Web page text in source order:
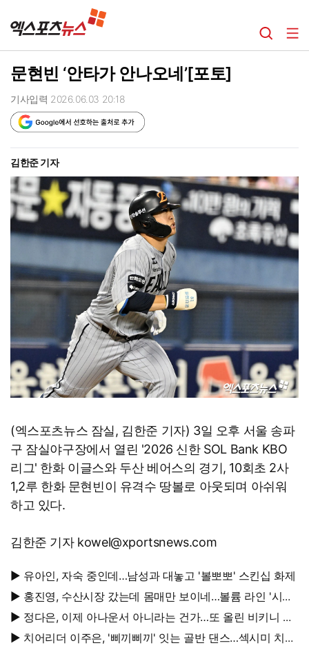
문현빈 ‘안타가 안나오네’[포토]
기사입력 2026.06.03 20:18
김한준 기자
(엑스포츠뉴스 잠실, 김한준 기자) 3일 오후 서울 송파
구 잠실야구장에서 열린 '2026 신한 SOL Bank KBO
리그' 한화 이글스와 두산 베어스의 경기, 10회초 2사
1,2루 한화 문현빈이 유격수 땅볼로 아웃되며 아쉬워
하고 있다.
김한준 기자 kowel@xportsnews.com
▶ 유아인, 자숙 중인데…남성과 대놓고 '볼뽀뽀' 스킨십 화제
▶ 홍진영, 수산시장 갔는데 몸매만 보이네…볼륨 라인 '시선
강탈'
▶ 정다은, 이제 아나운서 아니라는 건가…또 올린 비키니 사
진, 과감 반전 매력
▶ 치어리더 이주은, '삐끼삐끼' 잇는 골반 댄스…섹시미 치사